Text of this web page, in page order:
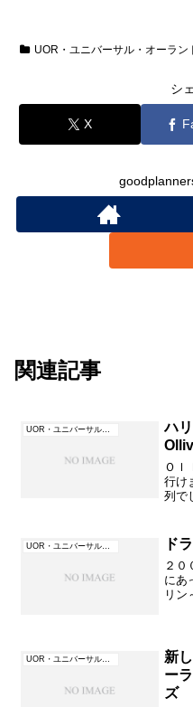
UOR・ユニバーサル・オーラン
シ
X
関連記事
ハ
Ｏｌ
行け
列で
し
た
ド
２０
にあ
リン
UOR・ユニバーサル・オーランド（フロリダ）
新
ー
ズ